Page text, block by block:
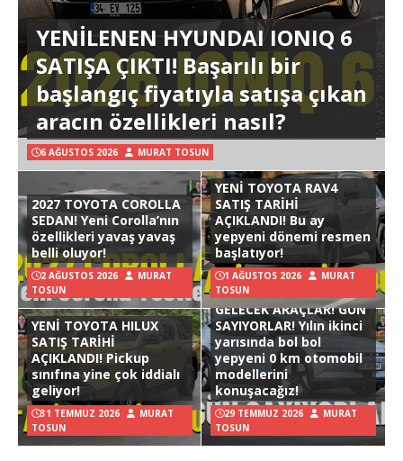
YENİLENEN HYUNDAI IONIQ 6
SATIŞA ÇIKTI! Başarılı bir
başlangıç fiyatıyla satışa çıkan
aracın özellikleri nasıl?
6 AĞUSTOS 2026 MURAT TOSUN
2027 TOYOTA COROLLA
SEDAN! Yeni Corolla’nın
özellikleri yavaş yavaş
belli oluyor!
2 AĞUSTOS 2026
MURAT
TOSUN
YENİ TOYOTA RAV4
SATIŞ TARİHİ
AÇIKLANDI! Bu ay
yepyeni dönemi resmen
başlatıyor!
1 AĞUSTOS 2026
MURAT
TOSUN
YENİ TOYOTA HILUX
SATIŞ TARİHİ
AÇIKLANDI! Pickup
sınıfına yine çok iddialı
geliyor!
31 TEMMUZ 2026
MURAT
TOSUN
GELECEK ARAÇLAR! GÜN
SAYIYORLAR! Yılın ikinci
yarısında bol bol
yepyeni 0 km otomobil
modellerini
konuşacağız!
29 TEMMUZ 2026
MURAT
TOSUN